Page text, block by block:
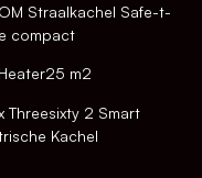
Straalkachel Safe-t-
compact
m2
Threesixty 2 Smart
Kachel